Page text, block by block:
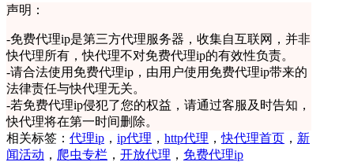
声明：
-免费代理ip是第三方代理服务器，收集自互联网，并非
快代理所有，快代理不对免费代理ip的有效性负责。
-请合法使用免费代理ip，由用户使用免费代理ip带来的
法律责任与快代理无关。
-若免费代理ip侵犯了您的权益，请通过客服及时告知，
快代理将在第一时间删除。
相关标签： 代理ip ， ip代理 ， http代理 ，快代理首页 ， 新
闻活动 ， 爬虫专栏 ， 开放代理 ， 免费代理ip